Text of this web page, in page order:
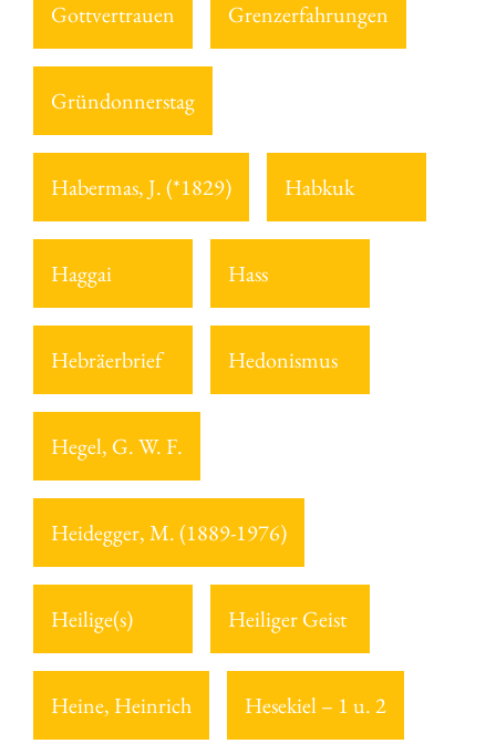
Gottvertrauen Grenzerfahrungen
Gründonnerstag
Habermas, J. (*1829) Habkuk
Haggai Hass
Hebräerbrief Hedonismus
Hegel, G. W. F.
Heidegger, M. (1889-1976)
Heilige(s) Heiliger Geist
Heine, Heinrich Hesekiel – 1 u. 2